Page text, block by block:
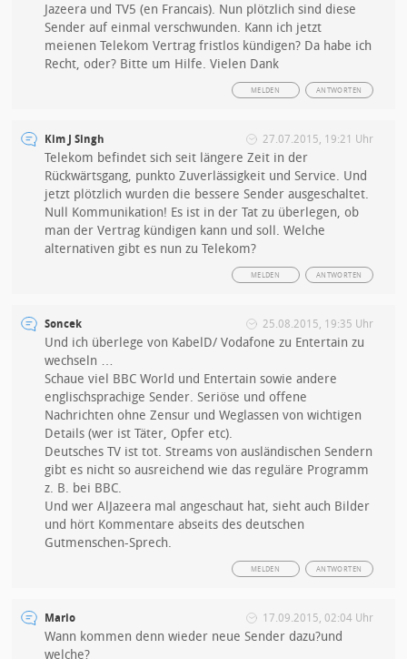
Jazeera und TV5 (en Francais). Nun plötzlich sind diese
Sender auf einmal verschwunden. Kann ich jetzt
meienen Telekom Vertrag fristlos kündigen? Da habe ich
Recht, oder? Bitte um Hilfe. Vielen Dank
ANTWORTEN
MELDEN
Kim J Singh 27.07.2015, 19:21 Uhr
Telekom befindet sich seit längere Zeit in der
Rückwärtsgang, punkto Zuverlässigkeit und Service. Und
jetzt plötzlich wurden die bessere Sender ausgeschaltet.
Null Kommunikation! Es ist in der Tat zu überlegen, ob
man der Vertrag kündigen kann und soll. Welche
alternativen gibt es nun zu Telekom?
ANTWORTEN
MELDEN
Soncek 25.08.2015, 19:35 Uhr
Und ich überlege von KabelD/ Vodafone zu Entertain zu
wechseln …
Schaue viel BBC World und Entertain sowie andere
englischsprachige Sender. Seriöse und offene
Nachrichten ohne Zensur und Weglassen von wichtigen
Details (wer ist Täter, Opfer etc).
Deutsches TV ist tot. Streams von ausländischen Sendern
gibt es nicht so ausreichend wie das reguläre Programm
z. B. bei BBC.
Und wer AlJazeera mal angeschaut hat, sieht auch Bilder
und hört Kommentare abseits des deutschen
Gutmenschen-Sprech.
ANTWORTEN
MELDEN
Mario 17.09.2015, 02:04 Uhr
Wann kommen denn wieder neue Sender dazu?und
welche?